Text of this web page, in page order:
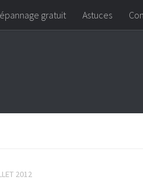
gratuit Astuces
2012